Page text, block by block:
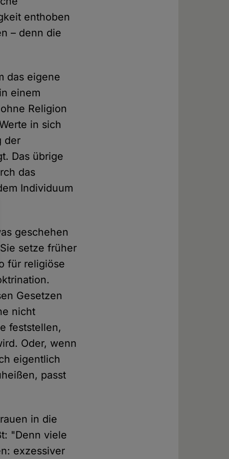
enthoben
– denn die
das eigene
einem
Religion
in sich
der
Das übrige
das
Individuum
geschehen
setze früher
für religiöse
Gesetzen
nicht
feststellen,
Oder, wenn
eigentlich
passt
in die
"Denn viele
exzessiver